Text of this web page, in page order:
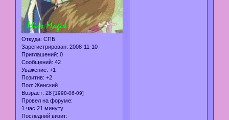
Откуда: СПБ
Зарегистрирован: 2008-11-10
Приглашений: 0
Сообщений: 42
Уважение: +1
Позитив: +2
Пол: Женский
Возраст: 28 [1998-06-09]
Провел на форуме:
1 час 21 минуту
Последний визит: